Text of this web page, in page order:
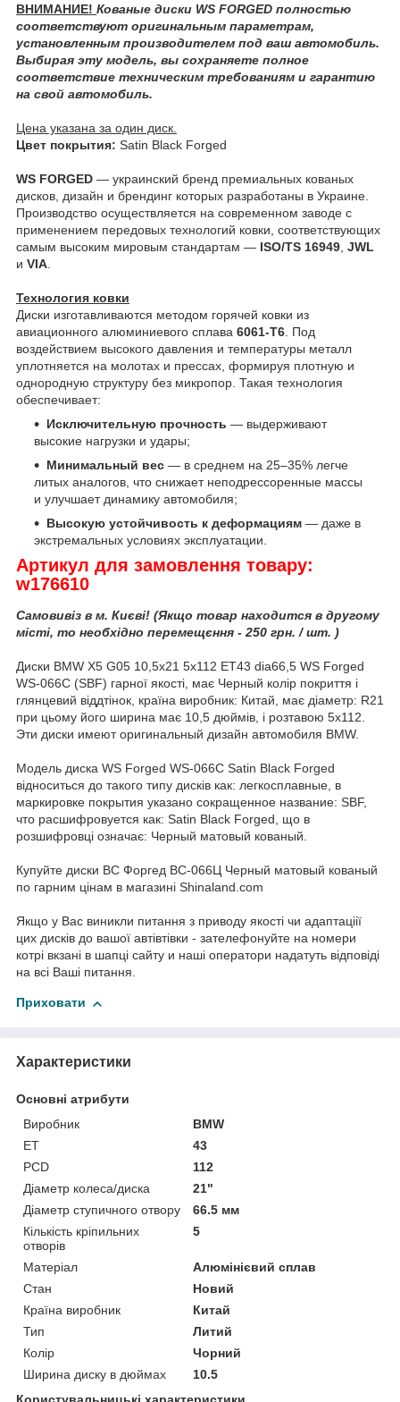
ВНИМАНИЕ! Кованые диски WS FORGED полностью
соответствуют оригинальным параметрам,
установленным производителем под ваш автомобиль.
Выбирая эту модель, вы сохраняете полное
соответствие техническим требованиям и гарантию
на свой автомобиль.
Цена указана за один диск.
Цвет покрытия: Satin Black Forged
WS FORGED — украинский бренд премиальных кованых
дисков, дизайн и брендинг которых разработаны в Украине.
Производство осуществляется на современном заводе с
применением передовых технологий ковки, соответствующих
самым высоким мировым стандартам — ISO/TS 16949 JWL
и VIA
Технология ковки
Диски изготавливаются методом горячей ковки из
авиационного алюминиевого сплава 6061-T6 . Под
воздействием высокого давления и температуры металл
уплотняется на молотах и прессах, формируя плотную и
однородную структуру без микропор. Такая технология
обеспечивает:
Исключительную прочность — выдерживают
высокие нагрузки и удары;
Минимальный вес — в среднем на 25–35% легче
литых аналогов, что снижает неподрессоренные массы
и улучшает динамику автомобиля;
Высокую устойчивость к деформациям — даже в
экстремальных условиях эксплуатации.
Артикул для замовлення товару:
w176610
Самовивіз в м. Києві! (Якщо товар находится в другому
місті, то необхідно перемещєння - 250 грн. / шт. )
Диски BMW X5 G05 10,5x21 5x112 ET43 dia66,5 WS Forged
WS-066C (SBF) гарної якості, має Черный колір покриття і
глянцевий віддтінок, країна виробник: Китай, має діаметр: R21
при цьому його ширина має 10,5 дюймів, і розтавою 5x112.
Эти диски имеют оригинальный дизайн автомобиля BMW.
Модель диска WS Forged WS-066C Satin Black Forged
відноситься до такого типу дисків как: легкосплавные, в
маркировке покрытия указано сокращенное название: SBF,
что расшифровуется как: Satin Black Forged, що в
розшифровці означає: Черный матовый кованый.
Купуйте диски ВС Форгед ВС-066Ц Черный матовый кованый
по гарним цінам в магазині Shinaland.com
Якщо у Вас виникли питання з приводу якості чи адаптаціії
цих дисків до вашої автівтівки - зателефонуйте на номери
котрі вкзані в шапці сайту и наші оператори надатуть відповіді
на всі Ваші питання.
Приховати
Характеристики
Основні атрибути
Виробник
BMW
ET
43
PCD
112
Діаметр колеса/диска
21"
Діаметр ступичного отвору
66.5 мм
Кількість кріпильних
отворів
5
Матеріал
Алюмінієвий сплав
Стан
Новий
Країна виробник
Китай
Тип
Литий
Колір
Чорний
Ширина диску в дюймах
10.5
Користувальницькі характеристики